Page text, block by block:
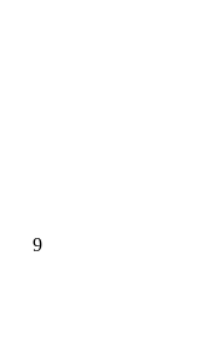
9